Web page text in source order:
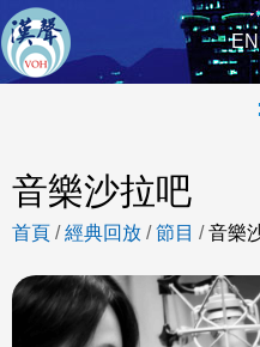
EN
音樂沙拉吧
首頁 /經典回放 /節目 /音樂